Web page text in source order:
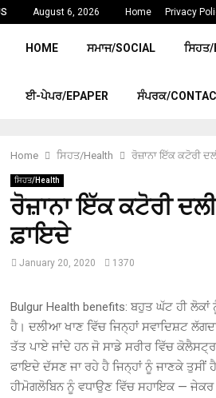
August 6, 2026 Home Privacy
HOME ਸਮਾਜ/SOCIAL ਸਿਹਤ/
ਈ-ਪੇਪਰ/EPAPER ਸੰਪਰਕ/
Home ਸਿਹਤ/Health ਰੋਜ਼ਾਨਾ ਇੱਕ ਕਟੋਰੀ
ਸਿਹਤ/Health
ਰੋਜ਼ਾਨਾ ਇੱਕ ਕਟੋਰੀ
ਫ਼ਾਇਦੇ
January 20, 2020 1370
Bulgur Health benefits: ਬਹੁਤ ਘੱਟ ਹੀ
ਹੈ। ਦਲੀਆ ਖਾਣ ਵਿੱਚ ਜਿਨ੍ਹਾਂ ਸਵਾਦਿਸ਼ਟ
ਤੱਤ ਪਾਏ ਜਾਂਦੇ ਹਨ ਜੋ ਸਾਡੇ ਸਰੀਰ ਵਿੱਚ
ਫਾਇਦੇ ਦੱਸਣ ਜਾ ਰਹੇ ਹੈ ਜਿਨ੍ਹਾਂ ਨੂੰ ਜਾਣਕੇ ਤੁਸੀਂ
ਹੀਮੋਗਲੋਬਿਨ ਨੂੰ ਵਧਾਉਣ ਵਿੱਚ ਸਹਾਇਕ — ਜੇਕਰ